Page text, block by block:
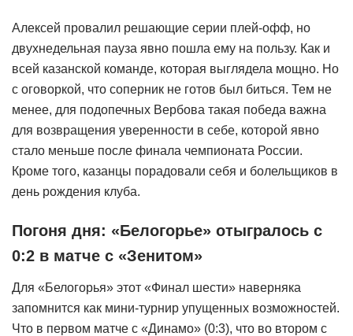
Алексей провалил решающие серии плей-офф, но
двухнедельная пауза явно пошла ему на пользу. Как и
всей казанской команде, которая выглядела мощно. Но
с оговоркой, что соперник не готов был биться. Тем не
менее, для подопечных Вербова такая победа важна
для возвращения уверенности в себе, которой явно
стало меньше после финала чемпионата России.
Кроме того, казанцы порадовали себя и болельщиков в
день рождения клуба.
Погоня дня: «Белогорье» отыгралось с
0:2 в матче с «Зенитом»
Для «Белогорья» этот «Финал шести» наверняка
запомнится как мини-турнир упущенных возможностей.
Что в первом матче с «Динамо» (0:3), что во втором с